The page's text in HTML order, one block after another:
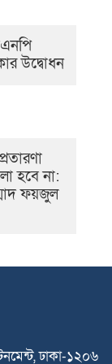
উদ্বোধন
হবে না:
ফয়জুল
ঢাকা-১২০৬